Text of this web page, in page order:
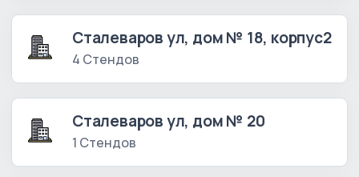
Сталеваров ул, дом № 18, корпус2
4 Стендов
Сталеваров ул, дом № 20
1 Стендов